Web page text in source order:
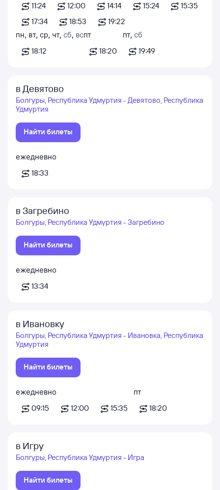
11:24
12:00 14:14 15:24
15:35
17:34
18:53
19:22
пн, вт, ср, чт, сб, вс
18:12
пт
18:20
пт, сб
19:49
в Девятово
Болгуры, Республика Удмуртия - Девятово, Республика
Удмуртия
Найти билеты
ежедневно
18:33
в Загребино
Болгуры, Республика Удмуртия - Загребино
Найти билеты
ежедневно
13:34
в Ивановку
Болгуры, Республика Удмуртия - Ивановка, Республика
Удмуртия
Найти билеты
ежедневно
09:15
12:00 15:35
пт
18:20
в Игру
Болгуры, Республика Удмуртия - Игра
Найти билеты